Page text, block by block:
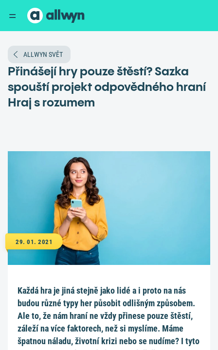
ALLWYN SVĚT
Přinášejí hry pouze štěstí? Sazka
spouští projekt odpovědného hraní
Hraj s rozumem
29. 01. 2021
Každá hra je jiná stejně jako lidé a i proto na nás
budou různé typy her působit odlišným způsobem.
Ale to, že nám hraní ne vždy přinese pouze štěstí,
záleží na více faktorech, než si myslíme. Máme
špatnou náladu, životní krizi nebo se nudíme? I tyto